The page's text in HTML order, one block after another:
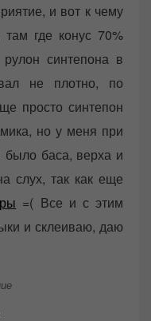
и вот к чему
там где конус 70%
рулон синтепона в
не плотно, по
просто синтепон
но у меня при
баса, верха и
слух, так как еще
=( Все и с этим
и склеиваю, даю